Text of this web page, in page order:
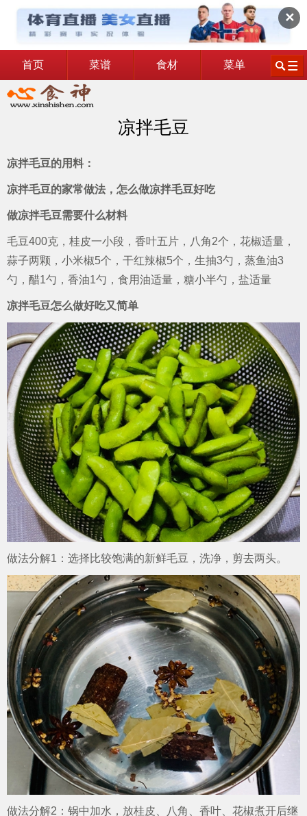
✕
首页 菜谱 食材 菜单
凉拌毛豆
凉拌毛豆的用料：
凉拌毛豆的家常做法，怎么做凉拌毛豆好吃
做凉拌毛豆需要什么材料
毛豆400克，桂皮一小段，香叶五片，八角2个，花椒适量，
蒜子两颗，小米椒5个，干红辣椒5个，生抽3勺，蒸鱼油3
勺，醋1勺，香油1勺，食用油适量，糖小半勺，盐适量
凉拌毛豆怎么做好吃又简单
做法分解1：选择比较饱满的新鲜毛豆，洗净，剪去两头。
做法分解2：锅中加水，放桂皮、八角、香叶、花椒煮开后继